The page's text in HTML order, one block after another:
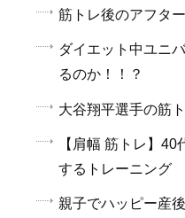
筋トレ後のアフタ
ダイエット中ユニ
るのか！！？
大谷翔平選手の筋
【肩幅 筋トレ】40
するトレーニング
親子でハッピー産